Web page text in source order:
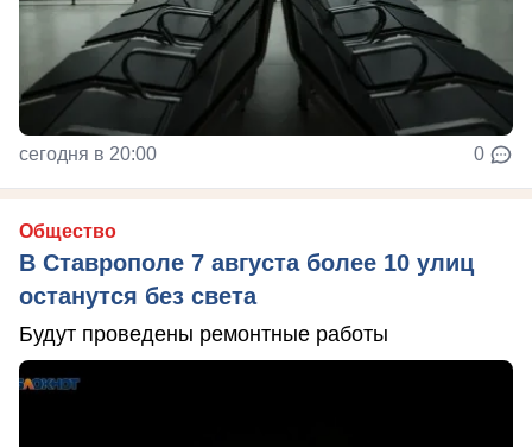
сегодня в 20:00 0
Общество
В Ставрополе 7 августа более 10 улиц
останутся без света
Будут проведены ремонтные работы